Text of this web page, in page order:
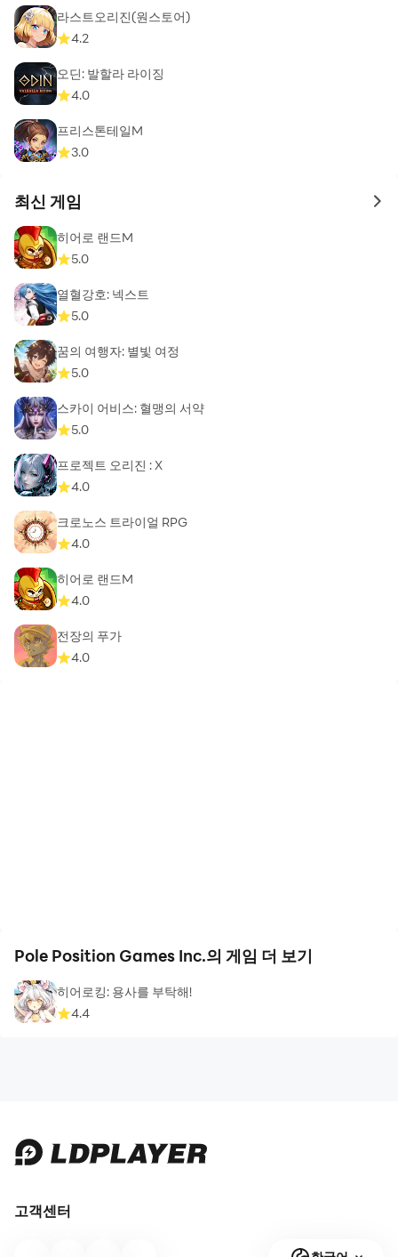
라스트오리진(원스토어)
4.2
오딘: 발할라 라이징
4.0
프리스톤테일M
3.0
최신 게임 to
히어로 랜드M
5.0
열혈강호: 넥스트
5.0
꿈의 여행자: 별빛 여정
5.0
스카이 어비스: 혈맹의 서약
5.0
프로젝트 오리진 : X
4.0
크로노스 트라이얼 RPG
4.0
히어로 랜드M
4.0
전장의 푸가
4.0
Pole Position Games Inc.의 게임 더 보기
히어로킹: 용사를 부탁해!
4.4
고객센터